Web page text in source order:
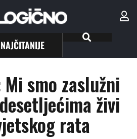
NAJČITANIJE
smo zaslužni
živi
rata